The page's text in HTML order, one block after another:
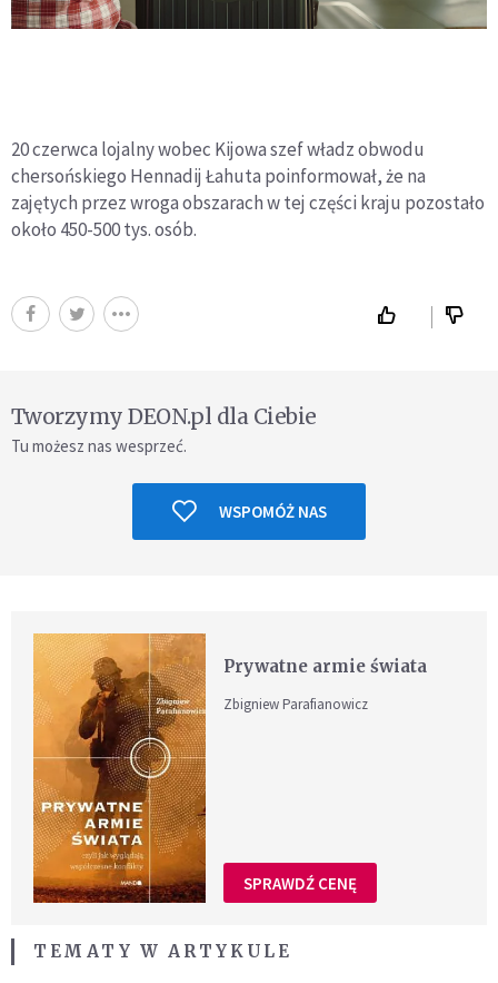
20 czerwca lojalny wobec Kijowa szef władz obwodu
chersońskiego Hennadij Łahuta poinformował, że na
zajętych przez wroga obszarach w tej części kraju pozostało
około 450-500 tys. osób.
Tworzymy DEON.pl dla Ciebie
Tu możesz nas wesprzeć.
WSPOMÓŻ NAS
Prywatne armie świata
Zbigniew Parafianowicz
SPRAWDŹ CENĘ
TEMATY W ARTYKULE